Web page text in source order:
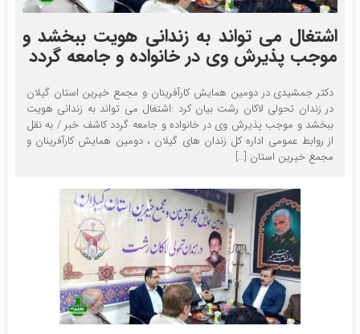
اشتغال می تواند به زندانی هویت ببخشد و
موجب پذیرش وی در خانواده و جامعه گردد
دکتر جمشیدی در دومین همایش کارآفرینان و مجمع خیرین استان گیلان
در زندان تحولی لاکان رشت بیان کرد :اشتغال می تواند به زندانی هویت
ببخشد و موجب پذیرش وی در خانواده و جامعه گردد کاشف خبر / به نقل
از روابط عمومی اداره کل زندان های گیلان ، دومین همایش کارآفرینان و
مجمع خیرین استان […]